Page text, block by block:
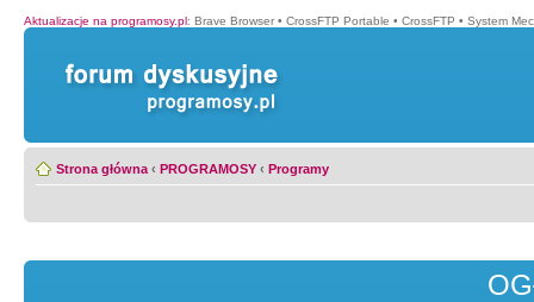
Aktualizacje na programosy.pl: Brave Browser • CrossFTP Portable • CrossFTP • System
Strona główna ‹ PROGRAMOSY ‹ Programy